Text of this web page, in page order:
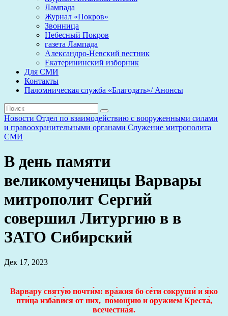
Лампада
Журнал «Покров»
Звонница
Небесный Покров
газета Лампада
Александро-Невский вестник
Екатерининский изборник
Для СМИ
Контакты
Паломническая служба «Благодать»/ Анонсы
Новости Отдел по взаимодействию с вооруженными силами
и правоохранительными органами Служение митрополита
СМИ
В день памяти
великомученицы Варвары
митрополит Сергий
совершил Литургию в в
ЗАТО Сибирский
Дек 17, 2023
Варвару святу́ю почти́м: вра́жия бо се́ти сокруши́ и я́ко
пти́ца изба́вися от них, по́мощию и оружием Креста́,
всечестна́я.